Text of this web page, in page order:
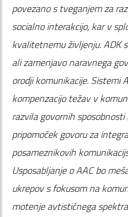
povezano s tveganjem za
socialno interakcijo, kar v
kvalitetnemu življenju. ADK
ali zamenjavo naravnega
orodji komunikacije. Sistemi
kompenzacijo težav v
razvila govornih
pripomoček govoru za
posameznikovih
Usposabljanje o AAC bo
ukrepov s fokusom na
motenje avtističnega